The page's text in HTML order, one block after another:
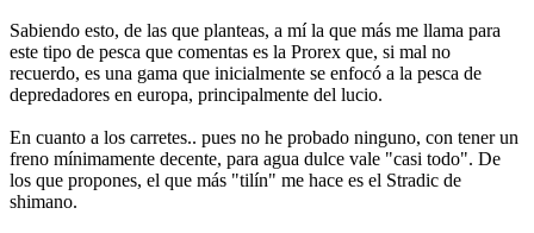
Sabiendo esto, de las que planteas, a mí la que más me llama para
este tipo de pesca que comentas es la Prorex que, si mal no
recuerdo, es una gama que inicialmente se enfocó a la pesca de
depredadores en europa, principalmente del lucio.
En cuanto a los carretes.. pues no he probado ninguno, con tener un
freno mínimamente decente, para agua dulce vale "casi todo". De
los que propones, el que más "tilín" me hace es el Stradic de
shimano.